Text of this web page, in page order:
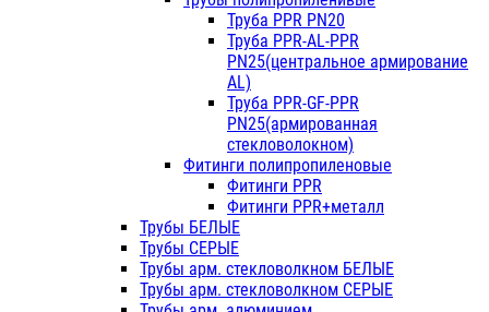
Труба PPR PN20
Труба PPR-AL-PPR
PN25(центральное армирование
AL)
Труба PPR-GF-PPR
PN25(армированная
стекловолокном)
Фитинги полипропиленовые
Фитинги PPR
Фитинги PPR+металл
Трубы БЕЛЫЕ
Трубы СЕРЫЕ
Трубы арм. стекловолкном БЕЛЫЕ
Трубы арм. стекловолкном СЕРЫЕ